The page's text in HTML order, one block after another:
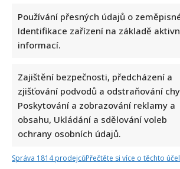
Používání přesných údajů o
Identifikace zařízení na základě
informací.
Zajištění bezpečnosti, předcházení a
zjišťování podvodů a odstraňování
Poskytování a zobrazování reklamy a
obsahu, Ukládání a sdělování voleb
ochrany osobních údajů.
Správa 1814 prodejcůPřečtěte si více o těchto